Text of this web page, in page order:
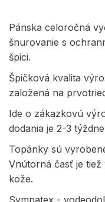
Pánska celoročná
šnurovanie s
špici.
Špičková kvalita
založená na
Ide o zákazkovú
dodania je 2-3
Topánky sú
Vnútorná časť je
kože.